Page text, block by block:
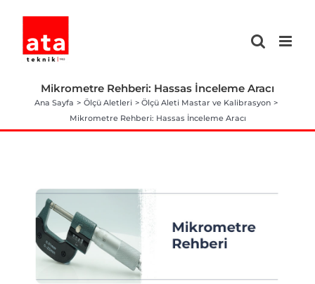
content
Mikrometre Rehberi: Hassas İnceleme Aracı
Ana Sayfa Ölçü Aletleri
Ölçü Aleti Mastar ve Kalibrasyon
Mikrometre Rehberi: Hassas İnceleme Aracı